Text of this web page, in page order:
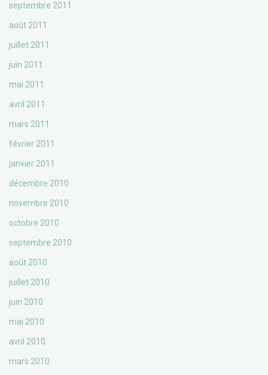
septembre 2011
août 2011
juillet 2011
juin 2011
mai 2011
avril 2011
mars 2011
février 2011
janvier 2011
décembre 2010
novembre 2010
octobre 2010
septembre 2010
août 2010
juillet 2010
juin 2010
mai 2010
avril 2010
mars 2010